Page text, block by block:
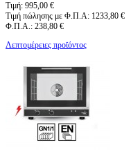
Τιμή: 995,00 €
Τιμή πώλησης με Φ.Π.Α: 1233,80 €
Φ.Π.Α.: 238,80 €
Λεπτομέρειες προϊόντος